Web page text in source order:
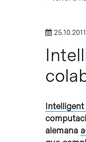
Intro para
25.10.2011
Intelligent
alemana